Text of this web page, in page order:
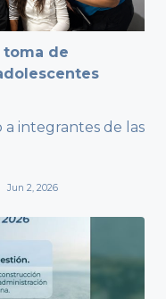
toma de
integrantes de las
Jun 2, 2026